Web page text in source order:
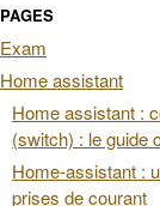
PAGES
Exam
Home assistant
Home assistant :
(switch) : le guide
Home-assistant :
prises de courant